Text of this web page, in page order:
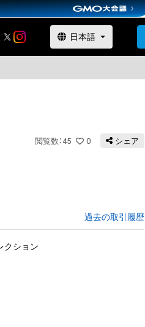
閲覧数 ：45 0 シェア
過去の取引履歴
クション